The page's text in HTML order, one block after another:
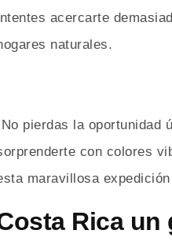
acercarte
naturales.
pierdas la
con colores
maravillosa
Rica un